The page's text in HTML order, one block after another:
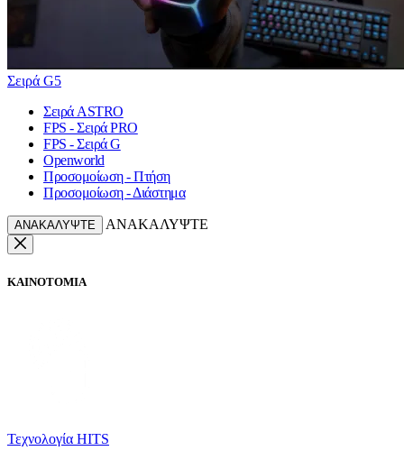
Σειρά G5
Σειρά ASTRO
FPS - Σειρά PRO
FPS - Σειρά G
Openworld
Προσομοίωση - Πτήση
Προσομοίωση - Διάστημα
ΑΝΑΚΑΛΥΨΤΕ ΑΝΑΚΑΛΥΨΤΕ
ΚΑΙΝΟΤΟΜΙΑ
Τεχνολογία HITS